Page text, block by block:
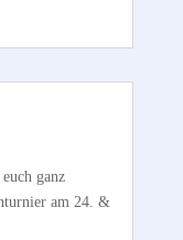
ganz
am 24. &